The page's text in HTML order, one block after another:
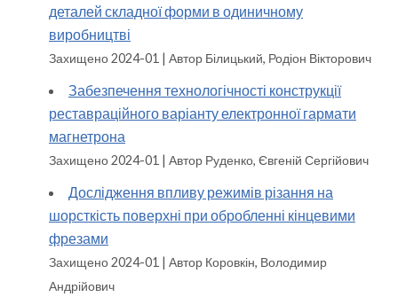
деталей складної форми в одиничному
виробництві
Захищено 2024-01 Автор Білицький, Родіон Вікторович
Забезпечення технологічності конструкції
реставраційного варіанту електронної гармати
магнетрона
Захищено 2024-01 Автор Руденко, Євгеній Сергійович
Дослідження впливу режимів різання на
шорсткість поверхні при обробленні кінцевими
фрезами
Захищено 2024-01
Автор Коровкін, Володимир
Андрійович